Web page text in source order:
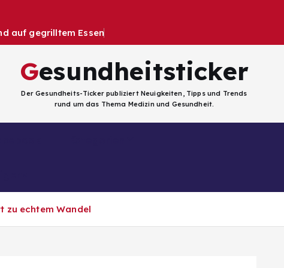
auf gegrilltem Essen
Gesundheitsticker
Der Gesundheits-Ticker publiziert Neuigkeiten, Tipps und Trends
rund um das Thema Medizin und Gesundheit.
zu echtem Wandel